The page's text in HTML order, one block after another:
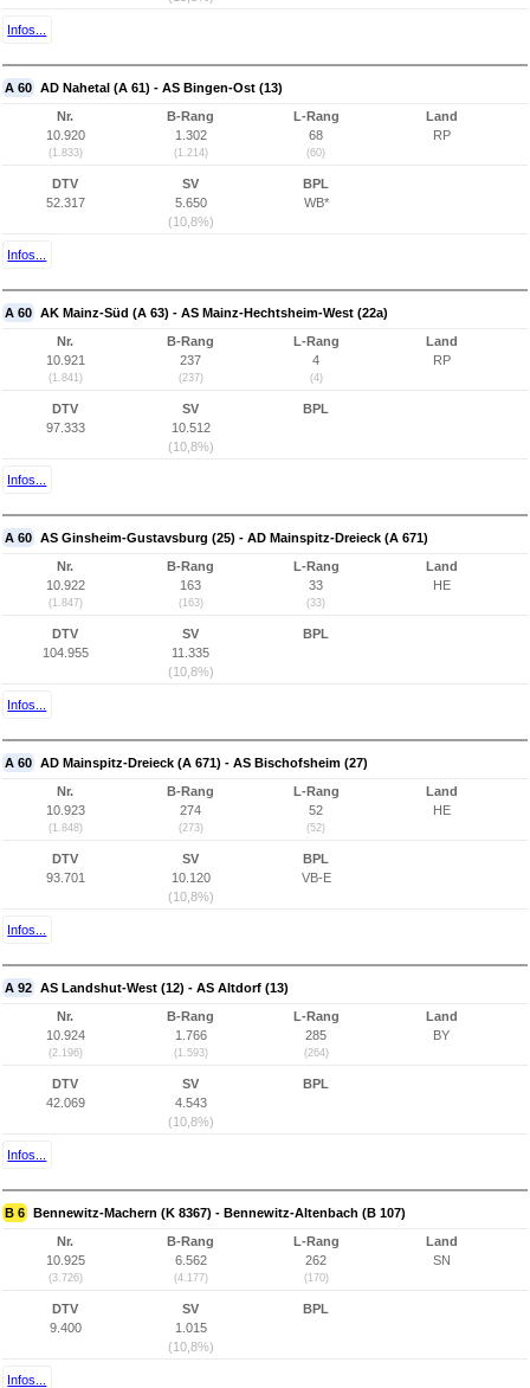
Infos...
A 60 AD Nahetal (A 61) - AS Bingen-Ost (13)
Nr.
10.920
(1.833)
B-Rang
1.302
(1.214)
L-Rang
68
(60)
Land
RP
DTV
52.317
SV
5.650
(10,8%)
BPL
WB*
Infos...
A 60 AK Mainz-Süd (A 63) - AS Mainz-Hechtsheim-West (22a)
Nr.
10.921
(1.841)
B-Rang
237
(237)
L-Rang
4
(4)
Land
RP
DTV
97.333
SV
10.512
(10,8%)
BPL
Infos...
A 60 AS Ginsheim-Gustavsburg (25) - AD Mainspitz-Dreieck (A 671)
Nr.
10.922
(1.847)
B-Rang
163
(163)
L-Rang
33
(33)
Land
HE
DTV
104.955
SV
11.335
(10,8%)
BPL
Infos...
A 60 AD Mainspitz-Dreieck (A 671) - AS Bischofsheim (27)
Nr.
10.923
(1.848)
B-Rang
274
(273)
L-Rang
52
(52)
Land
HE
DTV
93.701
SV
10.120
(10,8%)
BPL
VB-E
Infos...
A 92 AS Landshut-West (12) - AS Altdorf (13)
Nr.
10.924
(2.196)
B-Rang
1.766
(1.593)
L-Rang
285
(264)
Land
BY
DTV
42.069
SV
4.543
(10,8%)
BPL
Infos...
B 6 Bennewitz-Machern (K 8367) - Bennewitz-Altenbach (B 107)
Nr.
10.925
(3.726)
B-Rang
6.562
(4.177)
L-Rang
262
(170)
Land
SN
DTV
9.400
SV
1.015
(10,8%)
BPL
Infos...